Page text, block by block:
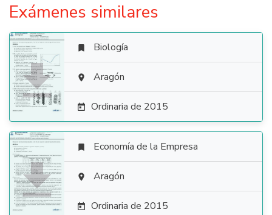
Exámenes similares

 Biología
 Aragón
 Ordinaria de 2015

 Economía de la Empresa
 Aragón
 Ordinaria de 2015